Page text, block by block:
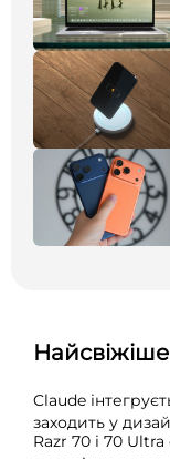
Найсвіжіше
Claude
заходить у
Razr 70 і 70